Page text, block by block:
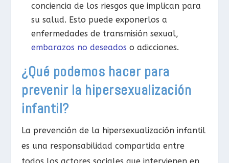
conciencia de los riesgos que implican para
su salud. Esto puede exponerlos a
enfermedades de transmisión sexual,
embarazos no deseados o adicciones.
¿Qué podemos hacer para
prevenir la hipersexualización
infantil?
La prevención de la hipersexualización infantil
es una responsabilidad compartida entre